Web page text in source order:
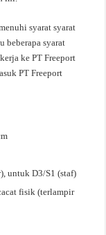
syarat syarat
beberapa syarat
ke PT Freeport
PT Freeport
untuk D3/S1 (staf)
fisik (terlampir